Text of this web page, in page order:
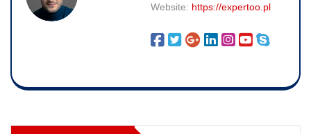
Website: https://expertoo.pl